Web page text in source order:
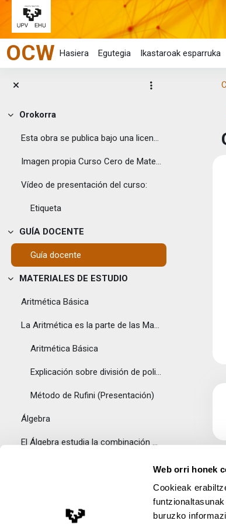
Web orri honek
Cookieak
buruzko
Joan eduki nagusira zuzenean
OCW Hasiera Egutegia Ikastaroak esparruka
Tolestu
Orokorra
Esta obra se publica bajo una licencia Creative C...
Imagen propia Curso Cero de Mate...
Vídeo de presentación del curso:
Etiqueta
Tolestu
GUÍA DOCENTE
Guía docente
Tolestu
MATERIALES DE ESTUDIO
Aritmética Básica
La Aritmética es la parte de las Matemáticas que e...
Aritmética Básica
Explicación sobre división de polinomios (Presentación)
Método de Rufini (Presentación)
Álgebra
El Álgebra estudia la combinación de elementos de ...
Resumen sobre Matrices y Determinantes (Presentación) Lege